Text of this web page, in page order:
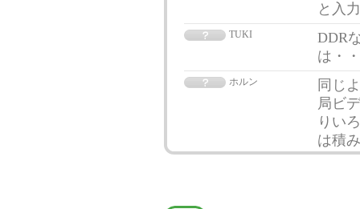
と入
TUKI
DDR
は・
ホルン
同じ
局ビ
りい
は積